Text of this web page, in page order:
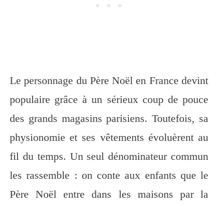
Le personnage du Père Noël en France devint
populaire grâce à un sérieux coup de pouce
des grands magasins parisiens. Toutefois, sa
physionomie et ses vêtements évoluèrent au
fil du temps. Un seul dénominateur commun
les rassemble : on conte aux enfants que le
Père Noël entre dans les maisons par la